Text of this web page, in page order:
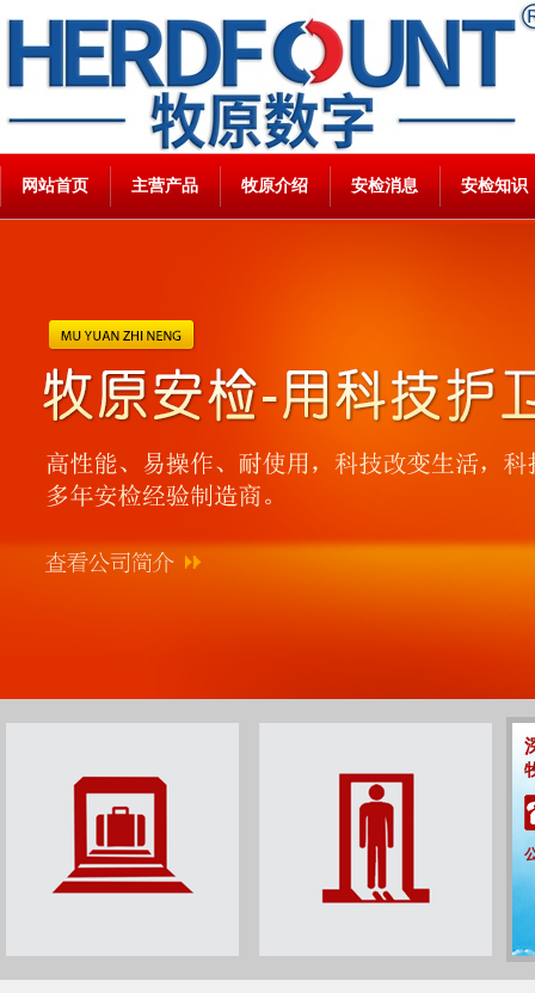
网站首页 主营产品 牧原介绍 安检消息 安检知识